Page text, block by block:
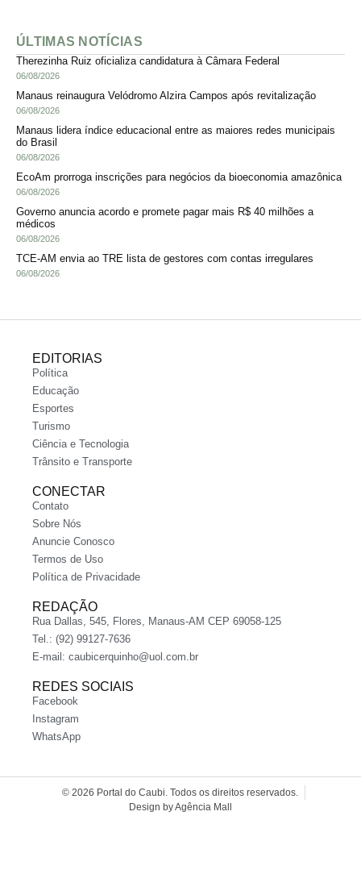
ÚLTIMAS NOTÍCIAS
Therezinha Ruiz oficializa candidatura à Câmara Federal
06/08/2026
Manaus reinaugura Velódromo Alzira Campos após revitalização
06/08/2026
Manaus lidera índice educacional entre as maiores redes municipais
do Brasil
06/08/2026
EcoAm prorroga inscrições para negócios da bioeconomia amazônica
06/08/2026
Governo anuncia acordo e promete pagar mais R$ 40 milhões a
médicos
06/08/2026
TCE-AM envia ao TRE lista de gestores com contas irregulares
06/08/2026
EDITORIAS
Política
Educação
Esportes
Turismo
Ciência e Tecnologia
Trânsito e Transporte
CONECTAR
Contato
Sobre Nós
Anuncie Conosco
Termos de Uso
Política de Privacidade
REDAÇÃO
Rua Dallas, 545, Flores, Manaus-AM CEP 69058-125
Tel.: (92) 99127-7636
E-mail: caubicerquinho@uol.com.br
REDES SOCIAIS
Facebook
Instagram
WhatsApp
© 2026 Portal do Caubi. Todos os direitos reservados.
Design by Agência Mall